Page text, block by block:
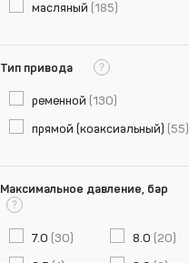
масляный (185)
Тип привода ?
ременной (130)
прямой (коаксиальный) (55)
Максимальное давление, бар
?
7.0 (30) 8.0 (20)